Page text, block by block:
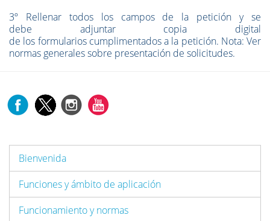
3º Rellenar todos los campos de la petición y se
debe adjuntar copia digital
de los formularios cumplimentados a la petición. Nota: Ver
normas generales sobre presentación de solicitudes.
Bienvenida
Funciones y ámbito de aplicación
Funcionamiento y normas